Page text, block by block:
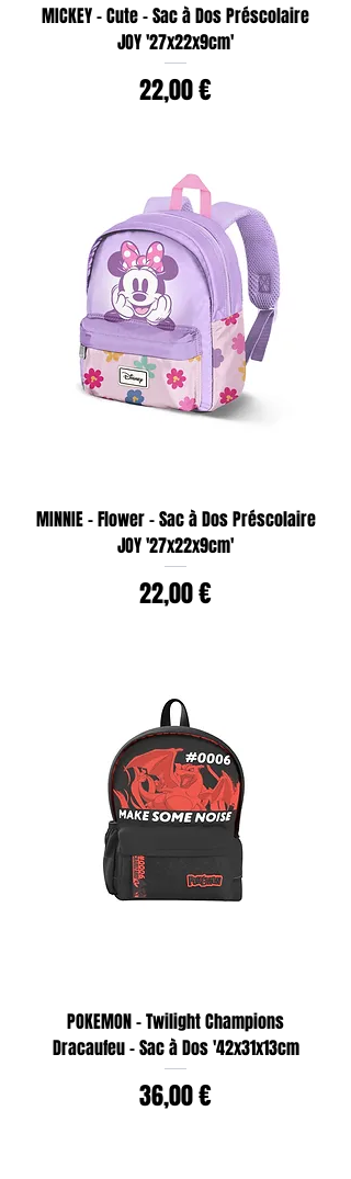
MICKEY - Cute - Sac à Dos Préscolaire
JOY '27x22x9cm'
Prix
22,00 €
MINNIE - Flower - Sac à Dos Préscolaire
JOY '27x22x9cm'
Prix
22,00 €
POKEMON - Twilight Champions
Dracaufeu - Sac à Dos '42x31x13cm
Prix
36,00 €